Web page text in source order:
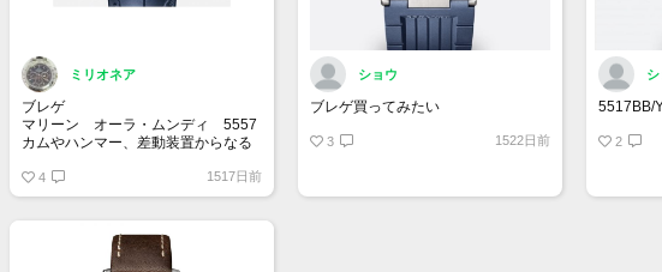
付属品 国際保証書
ミリオネア
ブレゲ
マリーン オーラ・ムンディ 5557
カムやハンマー、差動装置からなる
し、瞬時に文字盤の時刻表示とデイ
ト表示を切り替えることができま
開発に3年かかった革新的なデュアル
タイムウォッチ✨
4 1517日前
ショウ
ブレゲ買ってみたい
3 1522日前
シ
5517BB/
2